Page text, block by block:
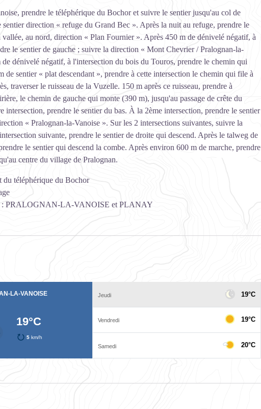
prendre le téléphérique du Bochor et suivre le sentier jusqu'au col de
direction « refuge du Grand Bec ». Après la nuit au refuge, prendre le
vallée, au nord, direction « Plan Fournier ». Après 450 m de dénivelé négatif, à
le sentier de gauche ; suivre la direction « Mont Chevrier / Pralognan-la-
dénivelé négatif, à l'intersection du bois du Touros, prendre le chemin qui
de sentier « plat descendant », prendre à cette intersection le chemin qui file à
traverser le ruisseau de la Vuzelle. 150 m après ce ruisseau, prendre à
le chemin de gauche qui monte (390 m), jusqu'au passage de crête du
intersection, prendre le sentier du bas. À la 2ème intersection, prendre le sentier
« Pralognan-la-Vanoise ». Sur les 2 intersections suivantes, suivre la
suivante, prendre le sentier de droite qui descend. Après le talweg de
le sentier qui descend la combe. Après environ 600 m de marche, prendre
centre du village de Pralognan.
du téléphérique du Bochor
: PRALOGNAN-LA-VANOISE et PLANAY